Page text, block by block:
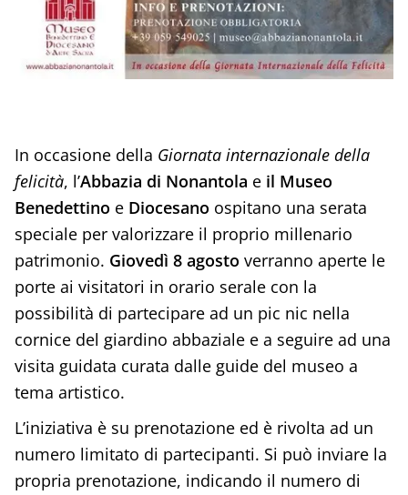
In occasione della Giornata internazionale della
felicità, l’Abbazia di Nonantola e il Museo
Benedettino e Diocesano ospitano una serata
speciale per valorizzare il proprio millenario
patrimonio. Giovedì 8 agosto verranno aperte le
porte ai visitatori in orario serale con la
possibilità di partecipare ad un pic nic nella
cornice del giardino abbaziale e a seguire ad una
visita guidata curata dalle guide del museo a
tema artistico.
L’iniziativa è su prenotazione ed è rivolta ad un
numero limitato di partecipanti. Si può inviare la
propria prenotazione, indicando il numero di